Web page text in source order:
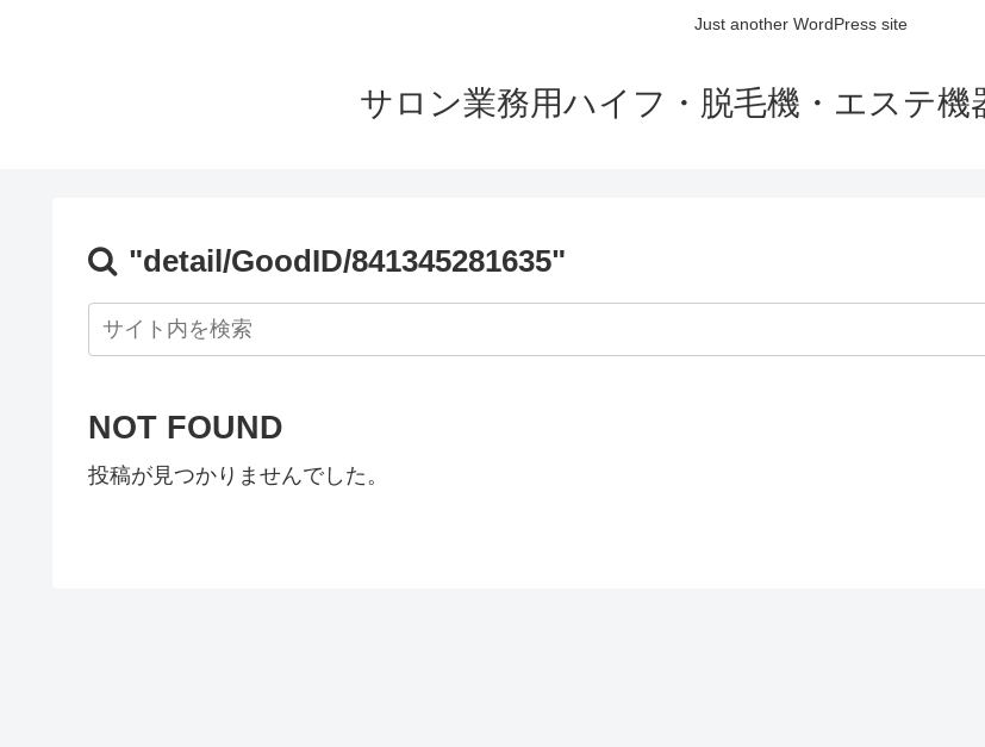
Just another WordPress site
サロン業務用ハイフ・脱毛機・エステ機
"detail/GoodID/841345281635"
NOT FOUND
投稿が見つかりませんでした。